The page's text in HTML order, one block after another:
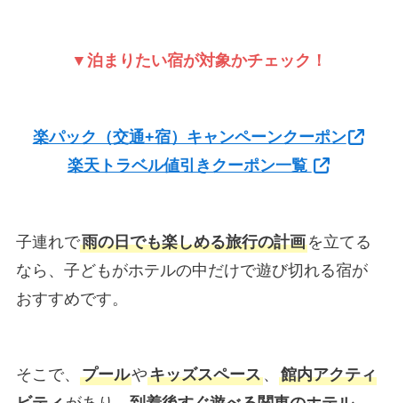
▼泊まりたい宿が対象かチェック！
楽パック（交通+宿）キャンペーンクーポン
楽天トラベル値引きクーポン一覧
子連れで雨の日でも楽しめる旅行の計画を立てる
なら、子どもがホテルの中だけで遊び切れる宿が
おすすめです。
そこで、 プールやキッズスペース、 館内アクティ